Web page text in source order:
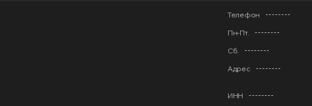
Телефон
Пн-Пт.
Сб.
Адрес
ИНН